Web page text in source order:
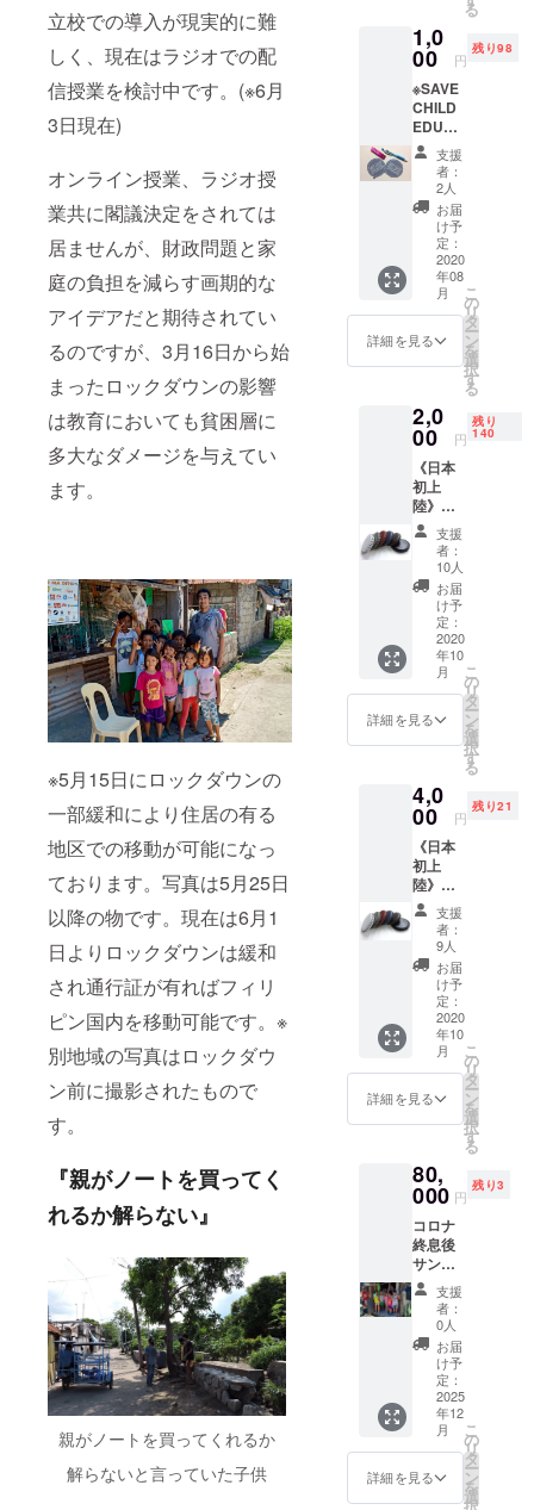
立校での導入が現実的に難
しく、現在はラジオでの配
信授業を検討中です。(※6月
3日現在)
オンライン授業、ラジオ授
業共に閣議決定をされては
居ませんが、財政問題と家
庭の負担を減らす画期的な
アイデアだと期待されてい
るのですが、3月16日から始
まったロックダウンの影響
は教育においても貧困層に
多大なダメージを与えてい
ます。
※5月15日にロックダウンの
一部緩和により住居の有る
地区での移動が可能になっ
ております。写真は5月25日
以降の物です。現在は6月1
日よりロックダウンは緩和
され通行証が有ればフィリ
ピン国内を移動可能です。※
別地域の写真はロックダウ
ン前に撮影されたもので
す。
『親がノートを買ってく
れるか解らない』
親がノートを買ってくれるか
解らないと言っていた子供
皮革製品の
輸入貿易業
者登録済
また、フィ
リピンの貧
困層の子供
達へ文房具
を届ける活
動家です。
ル致し
ます。
※ノート
セット1
セット
購入致
しま
す。
る
1,0
00 円
残り98
※SAVE
CHILD
EDUCA
TION ス
ティッ
カー ※
ス
ティッ
カーは2
枚製作
しま
す。1枚
はご支
援者様
に、1枚
は10歳
子供に
お渡し
致しま
す。 ※
子供に
ノート
セット
を渡す
際に、
ご支援
者様の
ネーム
カード
を作
り、渡
した時
の写真
をメー
ル致し
ます。
※ノート
セット2
セット
購入致
しま
す。
支援
者：
2人
お届
け予
定：
2020
年08
月
詳細を見る
こ
の
リ
タ
ー
ン
を
選
択
す
る
2,0
00 円
残り
140
《日本
初上
陸》
CAD'D
AT レ
ザーラ
ウンド
コイン
ケース
※ブラッ
ク・ホ
ワイ
ト・ブ
ラウ
ン・グ
レー・
ン・ネ
イビー
から一
色お選
び下さ
い。 ※
備考欄
にお好
きな色
を記入
下さ
い。 ※
備考欄
に色の
リクエ
ストが
無いと
事があ
りま
す。 ※
牛革・
シープ
ライニ
ング ※
子供に
ノート
セット
を渡す
際に、
ご支援
者様の
ネーム
カード
を作
支援
者：
10人
お届
け予
定：
2020
年10
月
詳細を見る
こ
の
リ
タ
ー
ン
を
選
択
す
る
4,0
00 円
残り21
《日本
初上
陸》
CAD'D
AT レ
ザーラ
ウンド
コイン
ケース
※ブラッ
ク・ホ
ワイ
ト・ブ
ラウ
ン・グ
レー・
ン・ネ
イビー
から2個
※各色か
ら2個お
選び下
さい。
同色2個
も可能
です。
※備考欄
にお好
きな色
を2つご
記入下
さい。
※備考欄
支援
者：
9人
お届
け予
定：
2020
年10
月
詳細を見る
こ
の
リ
タ
ー
ン
を
選
択
す
る
80,
000 円
残り3
コロナ
終息後
サンタ
ロサ・
ポオッ
ク地区
のス
クォー
ターエ
リア内
で現地
の子供
達と一
緒に昼
食! (1組
支援
者：
0人
お届
け予
定：
2025
年12
月
詳細を見る
こ
の
リ
タ
ー
ン
を
選